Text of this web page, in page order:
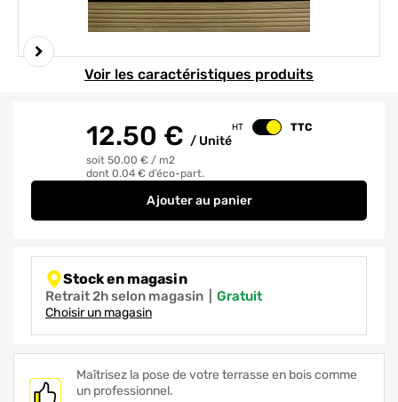
HT Changer le prix
TTC
12.50 € / Unité
soit 50.00 € / m2
dont 0.04 € d’éco-part.
Ajouterau panier
Dalle pin rainurée traitée
Stock en magasin
Retrait 2h selon magasin gratuit
Choisir un magasin
Maîtrisez la pose de votre terrasse en bois comme
un professionnel.
Element 1 sur 3
Voir les caractéristiques produits